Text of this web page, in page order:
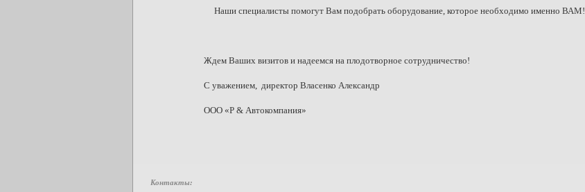
Наши специалисты помогут Вам подобрать оборудование, которое необходимо именно ВАМ!
Ждем Ваших визитов и надеемся на плодотворное сотрудничество!
С уважением, директор Власенко Александр
ООО «Р & Автокомпания»
Контакты: